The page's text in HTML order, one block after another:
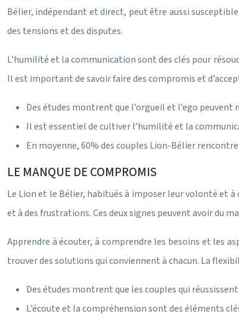
Bélier, indépendant et direct, peut être aussi
des tensions et des disputes.
L’humilité et la communication sont des clés pour
Il est important de savoir faire des compromis et
Des études montrent que l’orgueil et l’ego
Il est essentiel de cultiver l’humilité et la
En moyenne, 60% des couples Lion-Bélier
LE MANQUE DE COMPROMIS
Le Lion et le Bélier, habitués à imposer leur volonté et
et à des frustrations. Ces deux signes peuvent avoir du
Apprendre à écouter, à comprendre les besoins et les
trouver des solutions qui conviennent à chacun. La
Des études montrent que les couples qui
L’écoute et la compréhension sont des éléments